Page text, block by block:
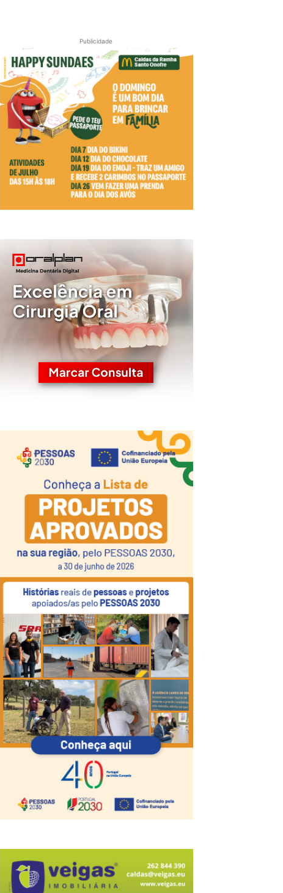
Publicidade